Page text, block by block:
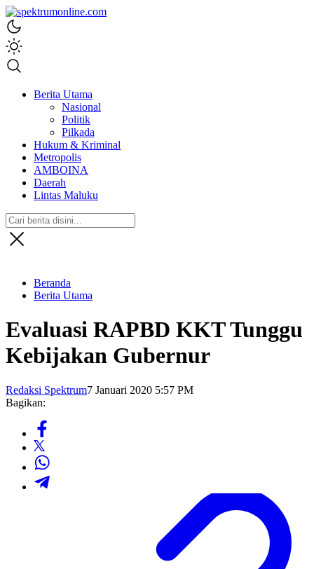
spektrumonline.com
Berita Utama
Nasional
Politik
Pilkada
Hukum & Kriminal
Metropolis
AMBOINA
Daerah
Lintas Maluku
Beranda
Berita Utama
Evaluasi RAPBD KKT Tunggu
Kebijakan Gubernur
Redaksi Spektrum7 Januari 2020 5:57 PM
Bagikan: